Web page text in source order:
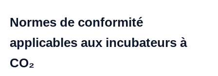
Normes de conformité
applicables aux incubateurs à
CO₂